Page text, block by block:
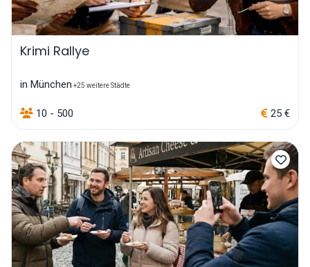
Krimi Rallye
in München +25 weitere Städte
10 - 500 25 €